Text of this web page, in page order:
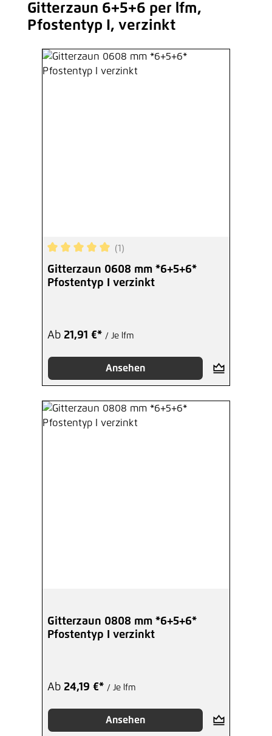
Produktgalerie überspringen
Gitterzaun 6+5+6 per lfm,
Pfostentyp I, verzinkt
Durchschnittliche Bewertung von 5 von 5
(1)
Gitterzaun 0608 mm *6+5+6*
Pfostentyp I verzinkt
Ab 21,91 €* / Je lfm
Ansehen
Gitterzaun 0808 mm *6+5+6*
Pfostentyp I verzinkt
Ab 24,19 €* / Je lfm
Ansehen